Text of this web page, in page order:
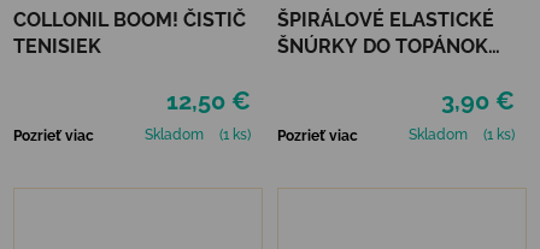
COLLONIL BOOM! ČISTIČ
TENISIEK
12,50 €
Pozrieť viac Skladom (1 ks)
ŠPIRÁLOVÉ ELASTICKÉ
ŠNÚRKY DO TOPÁNOK
3,90 €
Pozrieť viac Skladom (1 ks)